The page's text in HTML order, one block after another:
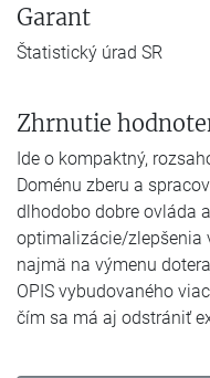
Garant
Štatistický úrad SR
Zhrnutie
Ide o kompaktný,
Doménu zberu a
dlhodobo dobre ovláda
optimalizácie/zlepšenia
najmä na výmenu
OPIS vybudovaného
čím sa má aj odstrániť